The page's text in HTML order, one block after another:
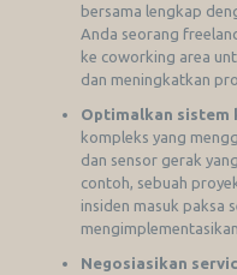
bersama lengkap
Anda seorang
ke coworking area
dan meningkatkan
Optimalkan sistem
kompleks yang
dan sensor gerak
contoh, sebuah
insiden masuk paksa
Negosiasikan